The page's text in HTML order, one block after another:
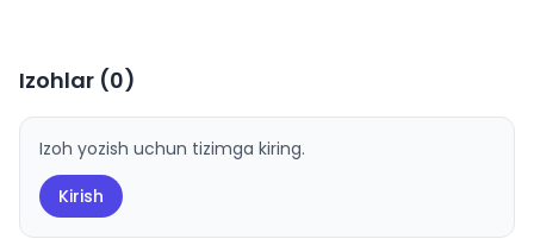
Izohlar (0)
Izoh yozish uchun tizimga kiring.
Kirish